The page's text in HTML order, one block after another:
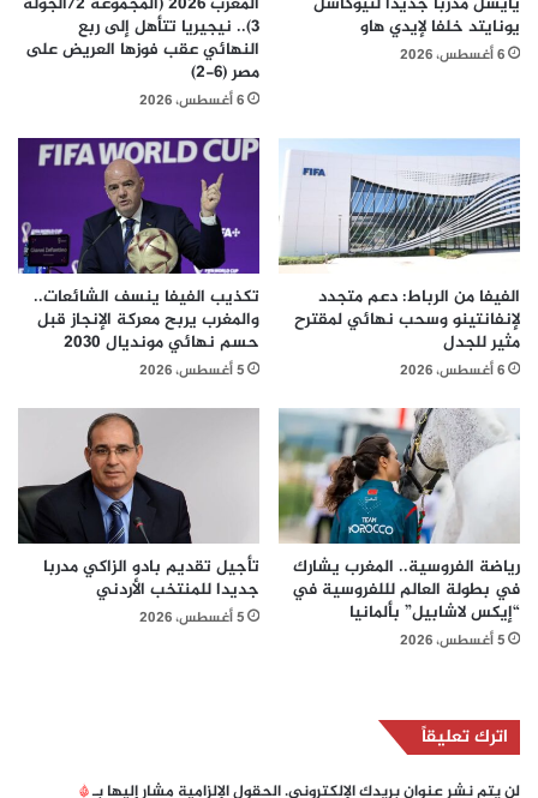
يونايتد خلفا لإيدي هاو
6 أغسطس، 2026
3).. نيجيريا تتأهل إلى ربع
النهائي عقب فوزها العريض على
مصر (6-2)
6 أغسطس، 2026
الفيفا من الرباط: دعم متجدد
لإنفانتينو وسحب نهائي لمقترح
مثير للجدل
6 أغسطس، 2026
تكذيب الفيفا ينسف الشائعات..
والمغرب يربح معركة الإنجاز قبل
حسم نهائي مونديال 2030
5 أغسطس، 2026
رياضة الفروسية.. المغرب يشارك
في بطولة العالم لللفروسية في
“إيكس لاشابيل” بألمانيا
5 أغسطس، 2026
تأجيل تقديم بادو الزاكي مدربا
جديدا للمنتخب الأردني
5 أغسطس، 2026
اترك تعليقاً
لن يتم نشر عنوان بريدك الإلكتروني.الحقول الإلزامية مشار إليها بـ*